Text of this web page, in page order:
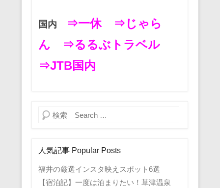
国内 ⇒一休
⇒じゃら
ん
⇒るるぶトラベル
⇒JTB国内
検索
人気記事 Popular Posts
福井の厳選インスタ映えスポット6選
【宿泊記】一度は泊まりたい！草津温泉